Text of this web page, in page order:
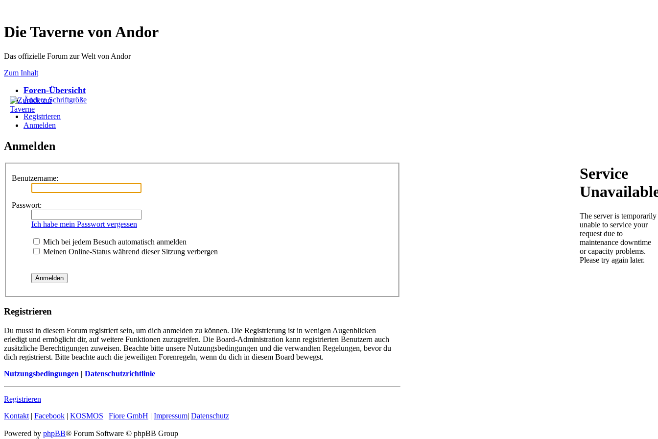
Die Taverne von Andor
Das offizielle Forum zur Welt von Andor
Zum Inhalt
Foren-Übersicht
Ändere Schriftgröße
Registrieren
Anmelden
Anmelden
Benutzername:
Passwort:
Ich habe mein Passwort vergessen
Mich bei jedem Besuch automatisch anmelden
Meinen Online-Status während dieser Sitzung verbergen
Registrieren
Du musst in diesem Forum registriert sein, um dich anmelden zu können. Die Registrierung ist in wenigen Augenblicken
erledigt und ermöglicht dir, auf weitere Funktionen zuzugreifen. Die Board-Administration kann registrierten Benutzern auch
zusätzliche Berechtigungen zuweisen. Beachte bitte unsere Nutzungsbedingungen und die verwandten Regelungen, bevor du
dich registrierst. Bitte beachte auch die jeweiligen Forenregeln, wenn du dich in diesem Board bewegst.
Nutzungsbedingungen | Datenschutzrichtlinie
Registrieren
Kontakt | Facebook | KOSMOS | Fiore GmbH | Impressum| Datenschutz
Powered by phpBB® Forum Software © phpBB Group